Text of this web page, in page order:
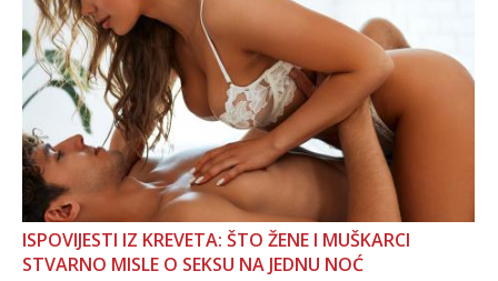
ISPOVIJESTI IZ KREVETA: ŠTO ŽENE I MUŠKARCI
STVARNO MISLE O SEKSU NA JEDNU NOĆ